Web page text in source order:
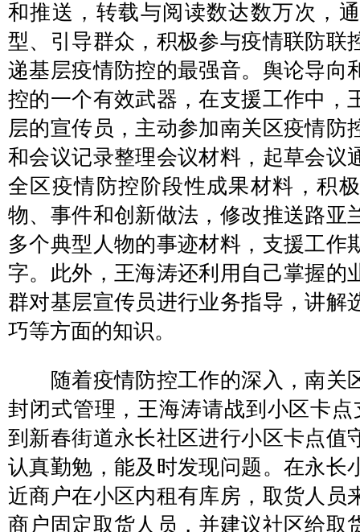
和推送，转载与阅读数达数万次，
型、引导群众，积极参与疫情联防联
递基层疫情防控的最强音。舆论导向
控的一个有效武器，在支援工作中，
层的宣传员，主动参加南关区疫情防
和会议记录整理会议材料，起草会议
全区疫情防控阶段性成果材料，积
物、事件和创新做法，修改推送路亚
多个典型人物的事迹材料，支援工作
字。此外，王海涛还利用自己掌握的
群对基层宣传员进行业务指导，讲解
巧等方面的知识。
随着疫情防控工作的深入，南关
封闭式管理，王海涛请战到小区卡
到新春街道永长社区进行小区卡点值
认真勤勉，能及时发现问题。在永长
近商户在小区内租有库房，取货人员
商户固定取货人员，并建议社区给取